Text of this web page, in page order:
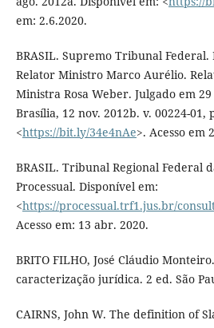
em: 2.6.2020.
BRASIL. Supremo Tribunal Federal.
Relator Ministro Marco Aurélio.
Ministra Rosa Weber. Julgado em 29
Brasília, 12 nov. 2012b. v. 00224-01,
<https://bit.ly/34e4nAe>. Acesso em
BRASIL. Tribunal Regional Federal
Processual. Disponível em:
<https://processual.trf1.jus.br/
Acesso em: 13 abr. 2020.
BRITO FILHO, José Cláudio
caracterização jurídica. 2 ed. São
CAIRNS, John W. The definition of